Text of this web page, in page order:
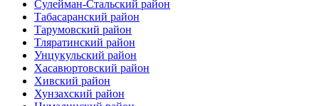
Сулейман-Стальский район
Табасаранский район
Тарумовский район
Тляратинский район
Унцукульский район
Хасавюртовский район
Хивский район
Хунзахский район